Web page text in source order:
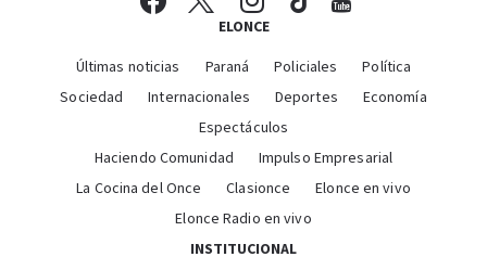
ELONCE
Últimas noticias Paraná Policiales
Política
Sociedad
Internacionales Deportes
Economía
Espectáculos
Haciendo Comunidad
Impulso Empresarial
La Cocina del Once
Clasionce
Elonce en vivo
Elonce Radio en vivo
INSTITUCIONAL